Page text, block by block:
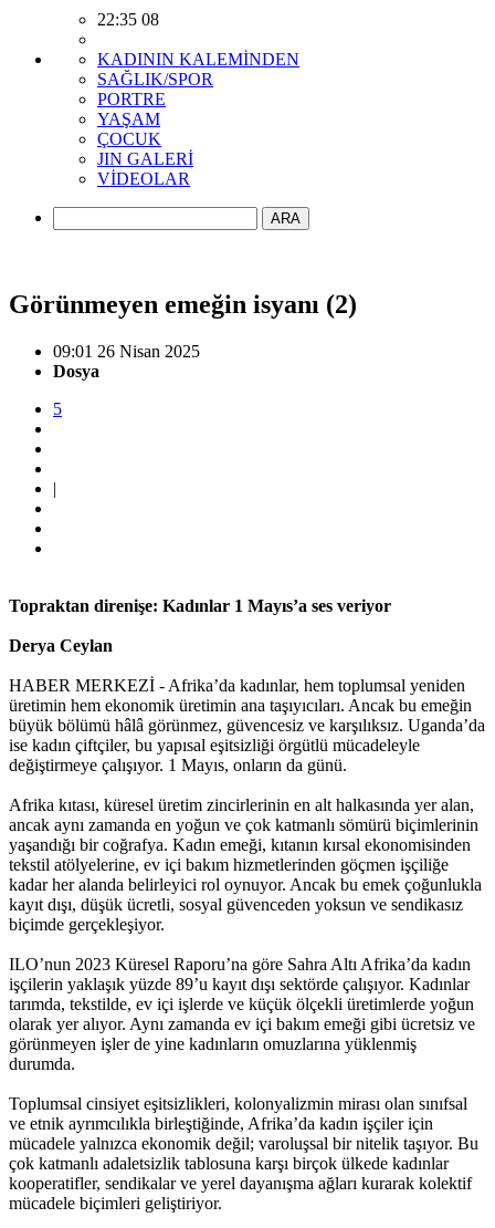
22:35 08
KADININ KALEMİNDEN
SAĞLIK/SPOR
PORTRE
YAŞAM
ÇOCUK
JIN GALERİ
VİDEOLAR
ARA
Görünmeyen emeğin isyanı (2)
09:01 26 Nisan 2025
Dosya
5
|
Topraktan direnişe: Kadınlar 1 Mayıs’a ses veriyor
Derya Ceylan
HABER MERKEZİ - Afrika’da kadınlar, hem toplumsal yeniden
üretimin hem ekonomik üretimin ana taşıyıcıları. Ancak bu emeğin
büyük bölümü hâlâ görünmez, güvencesiz ve karşılıksız. Uganda’da
ise kadın çiftçiler, bu yapısal eşitsizliği örgütlü mücadeleyle
değiştirmeye çalışıyor. 1 Mayıs, onların da günü.
Afrika kıtası, küresel üretim zincirlerinin en alt halkasında yer alan,
ancak aynı zamanda en yoğun ve çok katmanlı sömürü biçimlerinin
yaşandığı bir coğrafya. Kadın emeği, kıtanın kırsal ekonomisinden
tekstil atölyelerine, ev içi bakım hizmetlerinden göçmen işçiliğe
kadar her alanda belirleyici rol oynuyor. Ancak bu emek çoğunlukla
kayıt dışı, düşük ücretli, sosyal güvenceden yoksun ve sendikasız
biçimde gerçekleşiyor.
ILO’nun 2023 Küresel Raporu’na göre Sahra Altı Afrika’da kadın
işçilerin yaklaşık yüzde 89’u kayıt dışı sektörde çalışıyor. Kadınlar
tarımda, tekstilde, ev içi işlerde ve küçük ölçekli üretimlerde yoğun
olarak yer alıyor. Aynı zamanda ev içi bakım emeği gibi ücretsiz ve
görünmeyen işler de yine kadınların omuzlarına yüklenmiş
durumda.
Toplumsal cinsiyet eşitsizlikleri, kolonyalizmin mirası olan sınıfsal
ve etnik ayrımcılıkla birleştiğinde, Afrika’da kadın işçiler için
mücadele yalnızca ekonomik değil; varoluşsal bir nitelik taşıyor. Bu
çok katmanlı adaletsizlik tablosuna karşı birçok ülkede kadınlar
kooperatifler, sendikalar ve yerel dayanışma ağları kurarak kolektif
mücadele biçimleri geliştiriyor.